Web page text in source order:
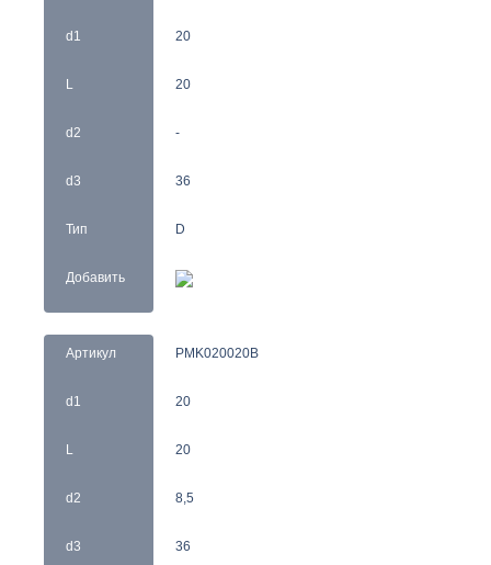
d1
L
d2
d3
Тип
Добавить
20
20
-
36
D
Артикул
d1
L
d2
d3
PMK020020B
20
20
8,5
36